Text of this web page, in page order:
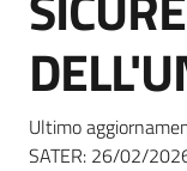
Supporto
telematiche
Ultimo
SATER: 26/02/